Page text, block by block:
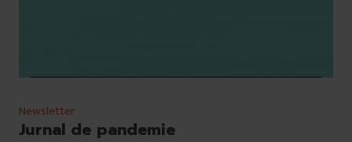
Newsletter
Jurnal de pandemie